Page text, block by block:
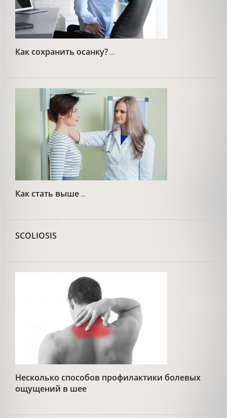
Как сохранить осанку? ...
Как стать выше ...
SCOLIOSIS
Несколько способов профилактики болевых
ощущений в шее